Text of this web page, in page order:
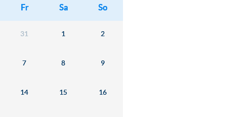
Fr Sa So
31 1 2
7 8 9
14 15 16